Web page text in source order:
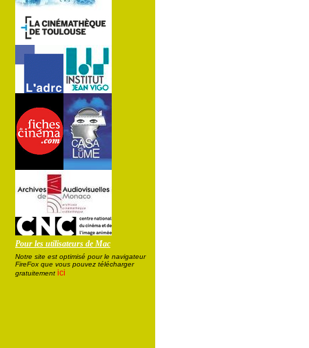
Pour les utilisateurs de Mac
Notre site est optimisé pour le navigateur
FireFox que vous pouvez télécharger
gratuitement ici